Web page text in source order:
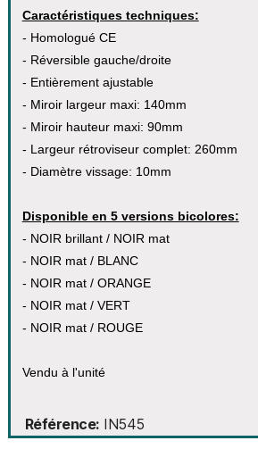
Caractéristiques techniques:
- Homologué CE
- Réversible gauche/droite
- Entièrement ajustable
- Miroir largeur maxi: 140mm
- Miroir hauteur maxi: 90mm
- Largeur rétroviseur complet: 260mm
- Diamètre vissage: 10mm
Disponible en 5 versions bicolores:
- NOIR brillant / NOIR mat
- NOIR mat / BLANC
- NOIR mat / ORANGE
- NOIR mat / VERT
- NOIR mat / ROUGE
Vendu à l'unité
Référence IN545